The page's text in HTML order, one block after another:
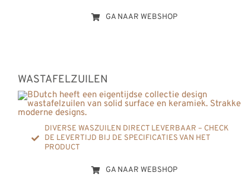
GA NAAR WEBSHOP
WASTAFELZUILEN
DIVERSE WASZUILEN DIRECT LEVERBAAR – CHECK
DE LEVERTIJD BIJ DE SPECIFICATIES VAN HET
PRODUCT
GA NAAR WEBSHOP